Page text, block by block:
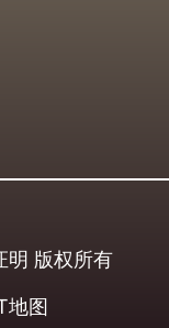
明 版权所有
地图